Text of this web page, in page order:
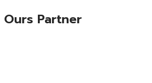
Ours Partner